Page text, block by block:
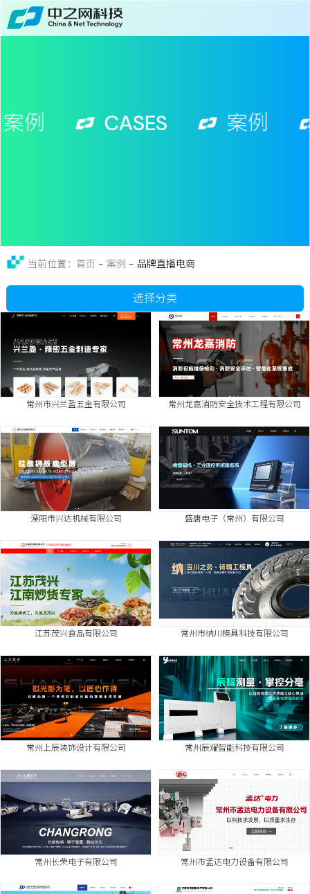
案例
CASES 案例
当前位置：首页 - 案例 - 品牌直播电商
选择分类
常州市兴兰盈五金有限公司 常州龙嘉消防安全技术工程有限公司
溧阳市兴达机械有限公司 盛唐电子（常州）有限公司
江苏茂兴食品有限公司 常州市纳川模具科技有限公司
常州上辰装饰设计有限公司 常州辰耀智能科技有限公司
常州长荣电子有限公司 常州市孟达电力设备有限公司